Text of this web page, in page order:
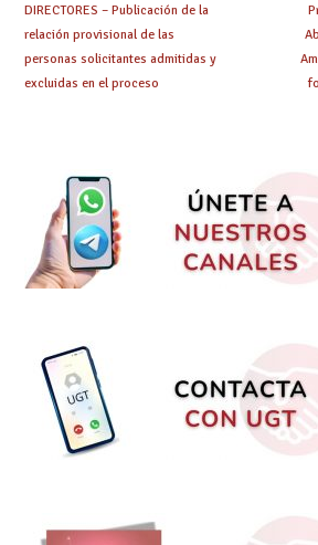
DIRECTORES – Publicación de la
relación provisional de las
personas solicitantes admitidas y
excluidas en el proceso